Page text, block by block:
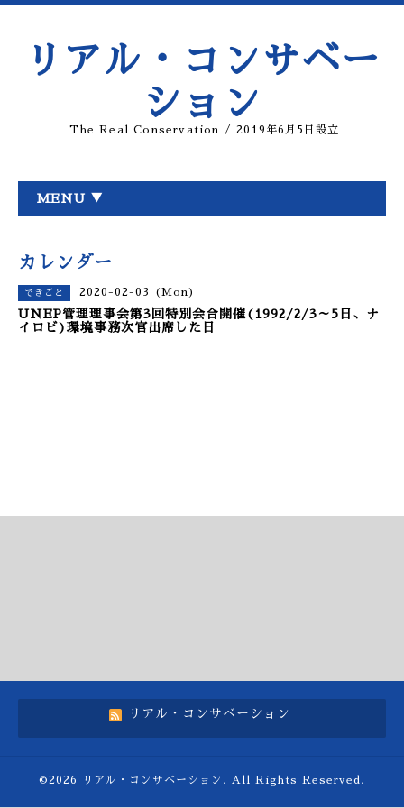
リアル・コンサベー
ション
The Real Conservation / 2019年6月5日設立
MENU ▼
カレンダー
できごと 2020-02-03 (Mon)
UNEP管理理事会第3回特別会合開催(1992/2/3～5日、ナ
イロビ)環境事務次官出席した日
リアル・コンサベーション
©2026 リアル・コンサベーション . All Rights Reserved.